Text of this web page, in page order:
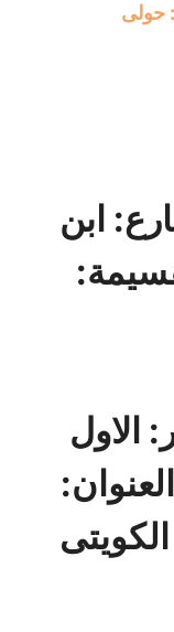
حولى
ابن
الاول
المكتب/الشقة: 6 العنوان: